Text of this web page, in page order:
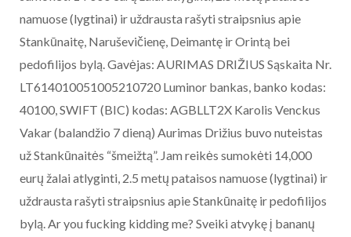
namuose (lygtinai) ir uždrausta rašyti straipsnius apie
Stankūnaitę, Naruševičienę, Deimantę ir Orintą bei
pedofilijos bylą. Gavėjas: AURIMAS DRIŽIUS Sąskaita Nr.
LT614010051005210720 Luminor bankas, banko kodas:
40100, SWIFT (BIC) kodas: AGBLLT2X Karolis Venckus
Vakar (balandžio 7 dieną) Aurimas Drižius buvo nuteistas
už Stankūnaitės “šmeižtą”. Jam reikės sumokėti 14,000
eurų žalai atlyginti, 2.5 metų pataisos namuose (lygtinai) ir
uždrausta rašyti straipsnius apie Stankūnaitę ir pedofilijos
bylą. Ar you fucking kidding me? Sveiki atvykę į bananų